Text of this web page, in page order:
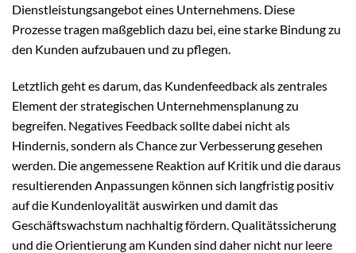
Dienstleistungsangebot eines Unternehmens. Diese
Prozesse tragen maßgeblich dazu bei, eine starke Bindung zu
den Kunden aufzubauen und zu pflegen.
Letztlich geht es darum, das Kundenfeedback als zentrales
Element der strategischen Unternehmensplanung zu
begreifen. Negatives Feedback sollte dabei nicht als
Hindernis, sondern als Chance zur Verbesserung gesehen
werden. Die angemessene Reaktion auf Kritik und die daraus
resultierenden Anpassungen können sich langfristig positiv
auf die Kundenloyalität auswirken und damit das
Geschäftswachstum nachhaltig fördern. Qualitätssicherung
und die Orientierung am Kunden sind daher nicht nur leere